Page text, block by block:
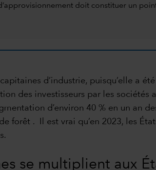
doit constituer un
d’industrie, puisqu’elle a
des investisseurs par les sociétés
d’environ 40 % en un an
forêt . Il est vrai qu’en 2023, les
se multiplient aux